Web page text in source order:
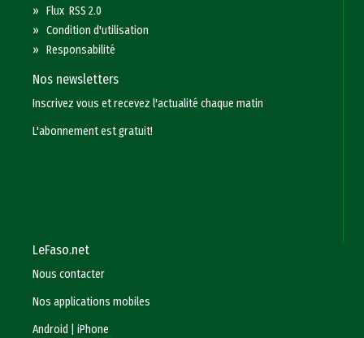
»Flux RSS 2.0
»Condition d'utilisation
»Responsabilité
Nos newsletters
Inscrivez vous et recevez l'actualité chaque matin
L'abonnement est gratuit!
LeFaso.net
Nous contacter
Nos applications mobiles
Android
|iPhone